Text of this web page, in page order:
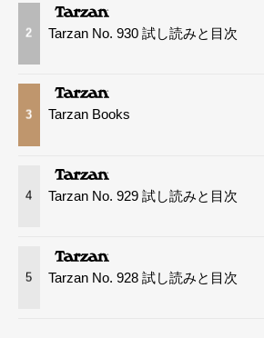
2 Tarzan No. 930 試し読みと目次
3 Tarzan Books
4 Tarzan No. 929 試し読みと目次
5 Tarzan No. 928 試し読みと目次